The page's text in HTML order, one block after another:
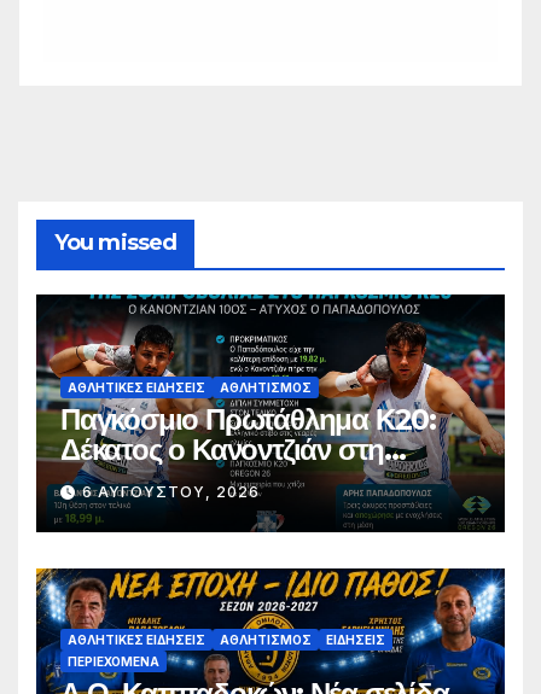
You missed
ΑΘΛΗΤΙΚΈΣ ΕΙΔΉΣΕΙΣ ΑΘΛΗΤΙΣΜΌΣ
Παγκόσμιο Πρωτάθλημα Κ20:
Δέκατος ο Κανοντζιάν στη
σφαιροβολία – Άτυχος ο
Παπαδόπουλος στον τελικό
6 ΑΥΓΟΎΣΤΟΥ, 2026
ΑΘΛΗΤΙΚΈΣ ΕΙΔΉΣΕΙΣ ΑΘΛΗΤΙΣΜΌΣ
ΕΙΔΉΣΕΙΣ
ΠΕΡΙΕΧΌΜΕΝΑ